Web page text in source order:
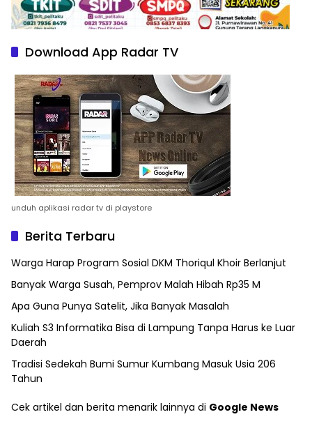
Download App Radar TV
unduh aplikasi radar tv di playstore
Berita Terbaru
Warga Harap Program Sosial DKM Thoriqul Khoir Berlanjut
Banyak Warga Susah, Pemprov Malah Hibah Rp35 M
Apa Guna Punya Satelit, Jika Banyak Masalah
Kuliah S3 Informatika Bisa di Lampung Tanpa Harus ke Luar
Daerah
Tradisi Sedekah Bumi Sumur Kumbang Masuk Usia 206
Tahun
Cek artikel dan berita menarik lainnya di Google News